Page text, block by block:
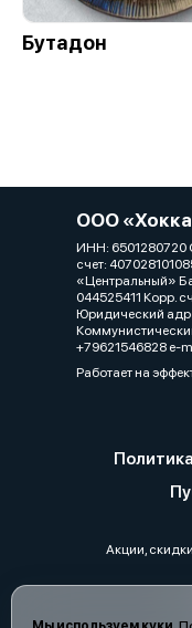
Бутадон
ООО
ИНН: 6501280720
счет:
«Центральный»
044525411 Корр.
Юридический
+79621546828 e-
Работает на
Акции,